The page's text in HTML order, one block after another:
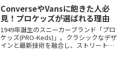
ソールです。足裏のトラブルに悩む人々
におすすめであり、特許取得の「アーチ
タップ」によって体のバランスを改善し
ます。歩行の快適性向上や姿勢の改善な
ど、ALUK4.8の効果と特徴についてご紹介
します。さらに、口コミや価格、購入方
ConverseやVansに飽きた人必
見！プロケッズが選ばれる理由
1949年誕生のスニーカーブランド「プロ
ケッズ(PRO-Keds)」。クラシックなデザ
インと最新技術を融合し、ストリートや